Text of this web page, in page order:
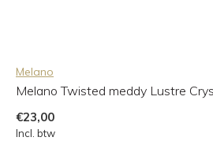
Melano
Melano Twisted meddy Lustre
€23,00
Incl. btw